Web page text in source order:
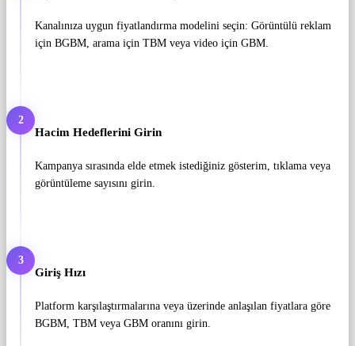
Kanalınıza uygun fiyatlandırma modelini seçin: Görüntülü reklam
için BGBM, arama için TBM veya video için GBM.
2
Hacim Hedeflerini Girin
Kampanya sırasında elde etmek istediğiniz gösterim, tıklama veya
görüntüleme sayısını girin.
3
Giriş Hızı
Platform karşılaştırmalarına veya üzerinde anlaşılan fiyatlara göre
BGBM, TBM veya GBM oranını girin.